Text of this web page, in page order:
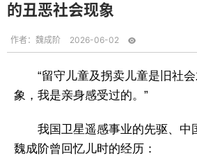
的丑恶社会现象
作者： 魏成阶 2026-06-02
“留守儿童及拐卖儿童是旧社
象，我是亲身感受过的。”
我国卫星遥感事业的先驱、中
魏成阶曾回忆儿时的经历：